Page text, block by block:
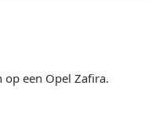
een Opel Zafira.